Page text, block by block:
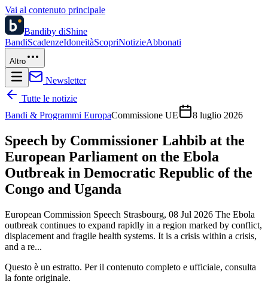
Vai al contenuto principale
Bandiby diShine
BandiScadenzeIdoneitàScopriNotizieAbbonati
Altro
Newsletter
Tutte le notizie
Bandi & Programmi EuropaCommissione UE 8 luglio 2026
Speech by Commissioner Lahbib at the
European Parliament on the Ebola
Outbreak in Democratic Republic of the
Congo and Uganda
European Commission Speech Strasbourg, 08 Jul 2026 The Ebola
outbreak continues to expand rapidly in a region marked by conflict,
displacement and fragile health systems. It is a crisis within a crisis,
and a re...
Questo è un estratto. Per il contenuto completo e ufficiale, consulta
la fonte originale.